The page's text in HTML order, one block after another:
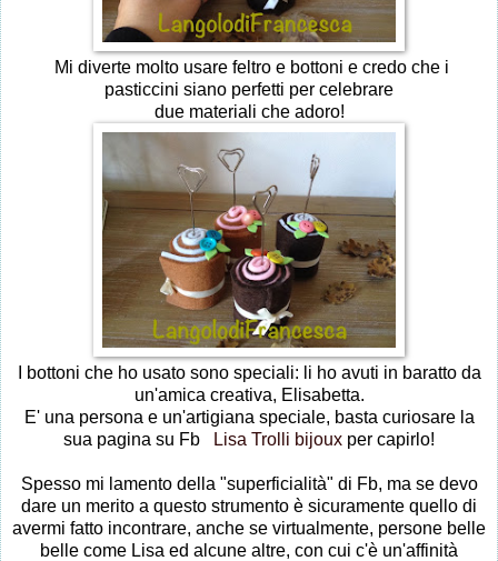
Mi diverte molto usare feltro e bottoni e credo che i
pasticcini siano perfetti per celebrare
due materiali che adoro!
I bottoni che ho usato sono speciali: li ho avuti in baratto da
un'amica creativa, Elisabetta.
E' una persona e un'artigiana speciale, basta curiosare la
sua pagina su Fb
Lisa Trolli bijoux per capirlo!
Spesso mi lamento della "superficialità" di Fb, ma se devo
dare un merito a questo strumento è sicuramente quello di
avermi fatto incontrare, anche se virtualmente, persone belle
belle come Lisa ed alcune altre, con cui c'è un'affinità